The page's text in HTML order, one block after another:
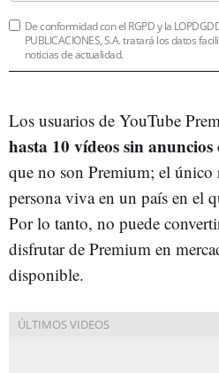
De conformidad con el RGPD y la
PUBLICACIONES, S.A. tratará los datos
noticias de actualidad.
Los usuarios de YouTube
hasta 10 vídeos sin anuncios
que no son Premium; el único
persona viva en un país en el
Por lo tanto, no puede
disfrutar de Premium en
disponible.